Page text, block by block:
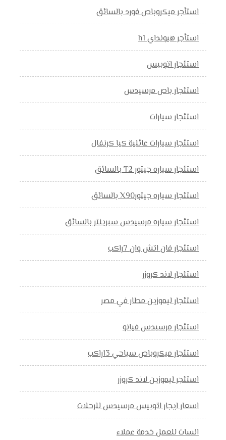
استأجر ميكروباص فورد بالسائق
استأجر هيونداي h1
استئجار اتوبيس
استئجار باص مرسيدس
استئجار سيارات
استئجار سيارات عائلية كيا كرنفال
استئجار سياره جيتور T2 بالسائق
استئجار سياره جيتورX90 بالسائق
استئجار سياره مرسيدس سبرينتر بالسائق
استئجار فان اتش وان 7راكب
استئجار لاند كروزر
استئجار ليموزين مطار في مصر
استئجار مرسيدس فيانو
استئجار ميكروباص سياحي 13راكب
استئجر ليموزين لاند كروزر
اسعار ايجار اتوبيس مرسيدس للرحلات
انسات للعمل خدمة عملاء